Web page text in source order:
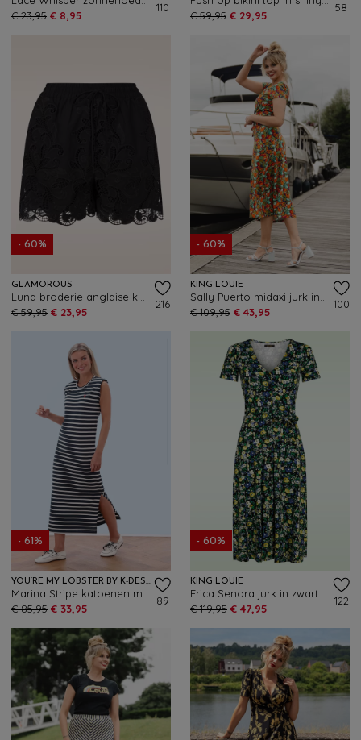
€ 23,95 € 8,95
110
€ 59,95 € 29,95
58
- 60%
GLAMOROUS
€ 59,95 € 23,95
216
- 60%
KING LOUIE
€ 109,95 € 43,95
100
- 61%
YOU’RE MY LOBSTER BY K-DESIGN
€ 85,95 € 33,95
89
- 60%
KING LOUIE
Erica Senora jurk in zwart
€ 119,95 € 47,95
122